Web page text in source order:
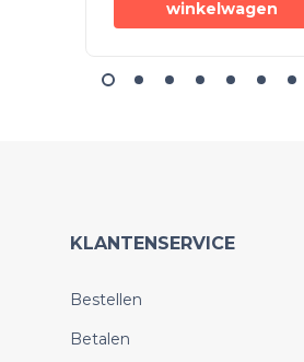
winkelwagen
KLANTENSERVICE
Bestellen
Betalen